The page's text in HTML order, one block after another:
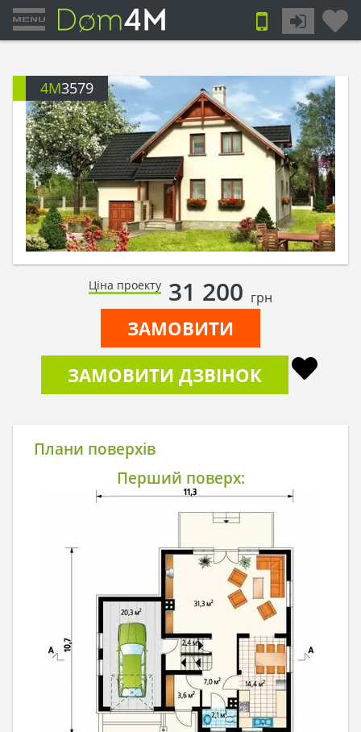
4M3579
Ціна проекту 31 200 грн
ЗАМОВИТИ
ЗАМОВИТИ ДЗВІНОК
Плани поверхів
Перший поверх: